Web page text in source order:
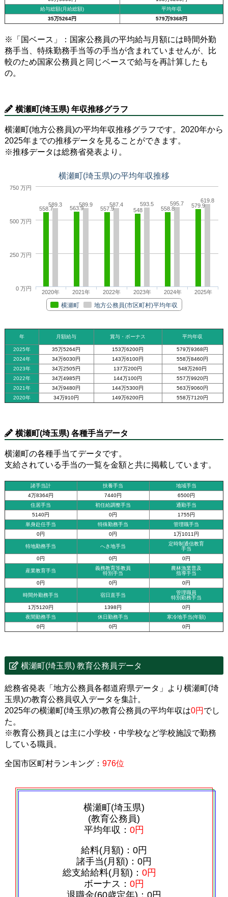
給与総額(月給総額)
平均年収
35万5264円
579万9368円
※「国ベース」：国家公務員の平均給与月額には時間外勤
務手当、特殊勤務手当等の手当が含まれていませんが、比
較のため国家公務員と同じベースで給与を再計算したも
の。
横瀬町(埼玉県) 年収推移グラフ
横瀬町(地方公務員)の平均年収推移グラフです。2020年から
2025年までの推移データを見ることができます。
※推移データは総務省発表より。
横瀬町(埼玉県)の平均年収推移
558.7 563.9 557.9 548 558.8 579.9
589.3 589.9 587.4 593.5 595.7 619.8
横瀬町 地方公務員(市区町村)平均年収
2020年 2021年 2022年 2023年 2024年 2025年
0 万円
250 万円
500 万円
750 万円
年 月額給与 賞与・ボーナス 平均年収
2025年 35万5264円 153万6200円
579万9368円
2024年
34万6030円 143万6100円
558万8460円
2023年
34万2505円 137万200円
548万260円
2022年
34万4985円 144万100円
557万9920円
2021年
34万9480円 144万5300円
563万9060円
2020年
34万910円 149万6200円 558万7120円
横瀬町(埼玉県) 各種手当データ
横瀬町の各種手当てデータです。
支給されている手当の一覧を金額と共に掲載しています。
諸手当計 扶養手当
地域手当
4万8364円
7440円
6500円
住居手当
初任給調整手当
通勤手当
5140円
0円
1755円
単身赴任手当
特殊勤務手当
管理職手当
0円
0円 1万1011円
特地勤務手当 へき地手当
定時制通信教育
手当
0円
0円 0円
産業教育手当
義務教育等教員
特別手当
農林漁業普及
指導手当
0円
0円 0円
時間外勤務手当 宿日直手当
管理職員
特別勤務手当
1万5120円
1398円
0円
夜間勤務手当
休日勤務手当
寒冷地手当(年額)
0円
0円 0円
横瀬町(埼玉県) 教育公務員データ
総務省発表「地方公務員各都道府県データ」より横瀬町(埼
玉県)の教育公務員収入データを集計。
2025年の横瀬町(埼玉県)の教育公務員の平均年収は0円 でし
た。
※教育公務員とは主に小学校・中学校など学校施設で勤務
している職員。
全国市区町村ランキング： 976位
横瀬町(埼玉県)
(教育公務員)
平均年収： 0円
給料(月額)：0円
諸手当(月額)：0円
総支給給料(月額)： 0円
ボーナス： 0円
退職金(60歳定年)：0円